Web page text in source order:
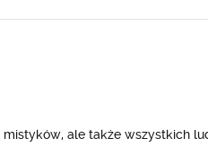
ale także wszystkich